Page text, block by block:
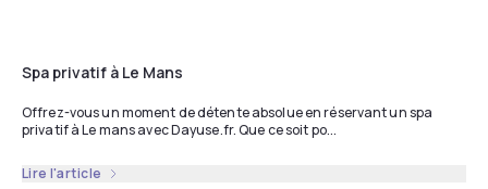
Spa privatif à Le Mans
Offrez-vous un moment de détente absolue en réservant un spa
privatif à Le mans avec Dayuse.fr. Que ce soit po...
Lire l'article